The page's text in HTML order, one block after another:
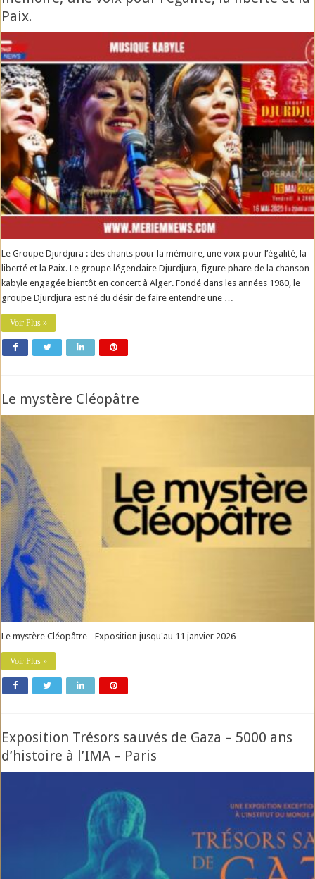
Paix.
Le Groupe Djurdjura : des chants pour la mémoire, une voix pour l’égalité, la
liberté et la Paix. Le groupe légendaire Djurdjura, figure phare de la chanson
kabyle engagée bientôt en concert à Alger. Fondé dans les années 1980, le
groupe Djurdjura est né du désir de faire entendre une …
Voir Plus »
Le mystère Cléopâtre
Le mystère Cléopâtre - Exposition jusqu'au 11 janvier 2026
Voir Plus »
Exposition Trésors sauvés de Gaza – 5000 ans
d’histoire à l’IMA – Paris